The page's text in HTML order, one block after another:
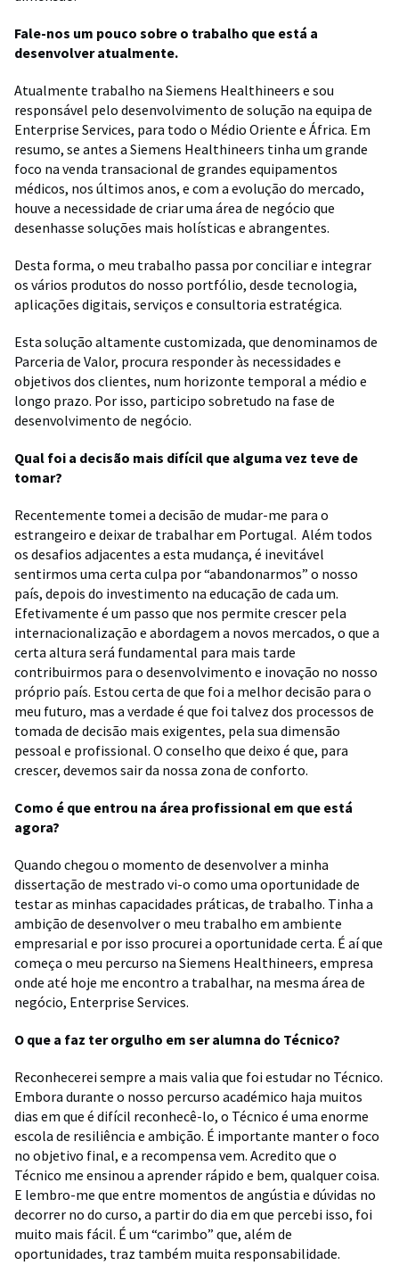
Fale-nos um pouco sobre o trabalho que está a
desenvolver atualmente.
Atualmente trabalho na Siemens Healthineers e sou
responsável pelo desenvolvimento de solução na equipa de
Enterprise Services, para todo o Médio Oriente e África. Em
resumo, se antes a Siemens Healthineers tinha um grande
foco na venda transacional de grandes equipamentos
médicos, nos últimos anos, e com a evolução do mercado,
houve a necessidade de criar uma área de negócio que
desenhasse soluções mais holísticas e abrangentes.
Desta forma, o meu trabalho passa por conciliar e integrar
os vários produtos do nosso portfólio, desde tecnologia,
aplicações digitais, serviços e consultoria estratégica.
Esta solução altamente customizada, que denominamos de
Parceria de Valor, procura responder às necessidades e
objetivos dos clientes, num horizonte temporal a médio e
longo prazo. Por isso, participo sobretudo na fase de
desenvolvimento de negócio.
Qual foi a decisão mais difícil que alguma vez teve de
tomar?
Recentemente tomei a decisão de mudar-me para o
estrangeiro e deixar de trabalhar em Portugal. Além todos
os desafios adjacentes a esta mudança, é inevitável
sentirmos uma certa culpa por “abandonarmos” o nosso
país, depois do investimento na educação de cada um.
Efetivamente é um passo que nos permite crescer pela
internacionalização e abordagem a novos mercados, o que a
certa altura será fundamental para mais tarde
contribuirmos para o desenvolvimento e inovação no nosso
próprio país. Estou certa de que foi a melhor decisão para o
meu futuro, mas a verdade é que foi talvez dos processos de
tomada de decisão mais exigentes, pela sua dimensão
pessoal e profissional. O conselho que deixo é que, para
crescer, devemos sair da nossa zona de conforto.
Como é que entrou na área profissional em que está
agora?
Quando chegou o momento de desenvolver a minha
dissertação de mestrado vi-o como uma oportunidade de
testar as minhas capacidades práticas, de trabalho. Tinha a
ambição de desenvolver o meu trabalho em ambiente
empresarial e por isso procurei a oportunidade certa. É aí que
começa o meu percurso na Siemens Healthineers, empresa
onde até hoje me encontro a trabalhar, na mesma área de
negócio, Enterprise Services.
O que a faz ter orgulho em ser alumna do Técnico?
Reconhecerei sempre a mais valia que foi estudar no Técnico.
Embora durante o nosso percurso académico haja muitos
dias em que é difícil reconhecê-lo, o Técnico é uma enorme
escola de resiliência e ambição. É importante manter o foco
no objetivo final, e a recompensa vem. Acredito que o
Técnico me ensinou a aprender rápido e bem, qualquer coisa.
E lembro-me que entre momentos de angústia e dúvidas no
decorrer no do curso, a partir do dia em que percebi isso, foi
muito mais fácil. É um “carimbo” que, além de
oportunidades, traz também muita responsabilidade.